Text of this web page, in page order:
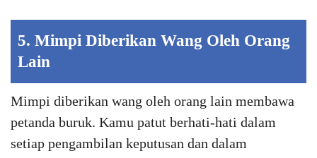
5. Mimpi Diberikan Wang Oleh Orang
Lain
Mimpi diberikan wang oleh orang lain membawa
petanda buruk. Kamu patut berhati-hati dalam
setiap pengambilan keputusan dan dalam